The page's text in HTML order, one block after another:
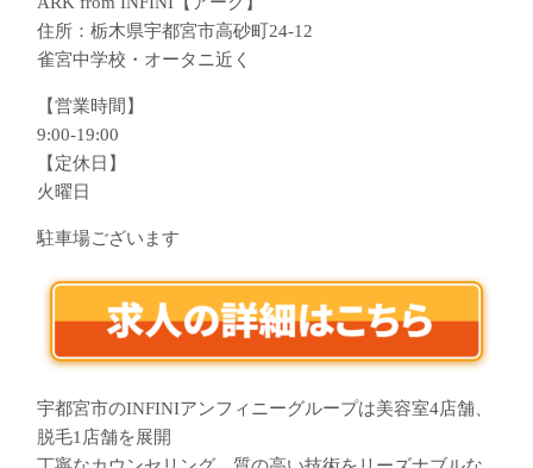
住所：栃木県宇都宮市高砂町24-12
雀宮中学校・オータニ近く
【営業時間】
9:00-19:00
【定休日】
火曜日
駐車場ございます
宇都宮市のINFINIアンフィニーグループは美容室4店舗、
脱毛1店舗を展開